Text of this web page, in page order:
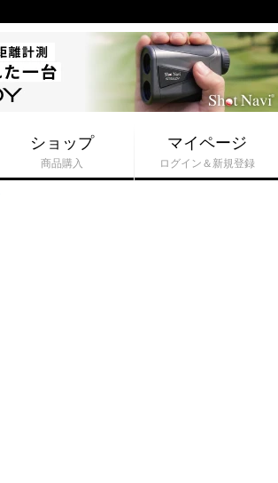
ショップ
商品購入
マイページ
ログイン＆新規登録